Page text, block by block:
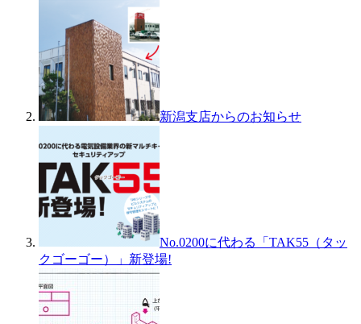
新潟支店からのお知らせ
No.0200に代わる「TAK55（タッ
クゴーゴー）」新登場!